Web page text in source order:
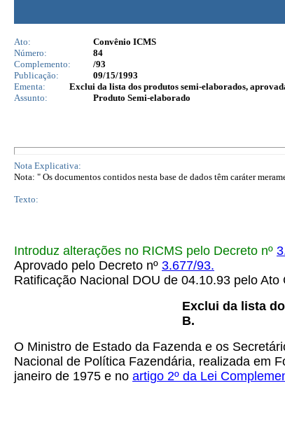
Ato:
Convênio ICMS
Número:
84
Complemento:
/93
Publicação:
09/15/1993
Ementa:
Exclui da lista dos produtos semi-elaborados,
Assunto:
Produto Semi-elaborado
Nota Explicativa:
Nota: " Os documentos contidos nesta base de dados têm caráter
Texto:
Introduz alterações no RICMS pelo Decreto nº
Aprovado pelo Decreto nº 3.677/93.
Ratificação Nacional DOU de 04.10.93 pelo Ato
Exclui da lista
B.
O Ministro de Estado da Fazenda e os
Nacional de Política Fazendária, realizada em
janeiro de 1975 e no artigo 2º da Lei